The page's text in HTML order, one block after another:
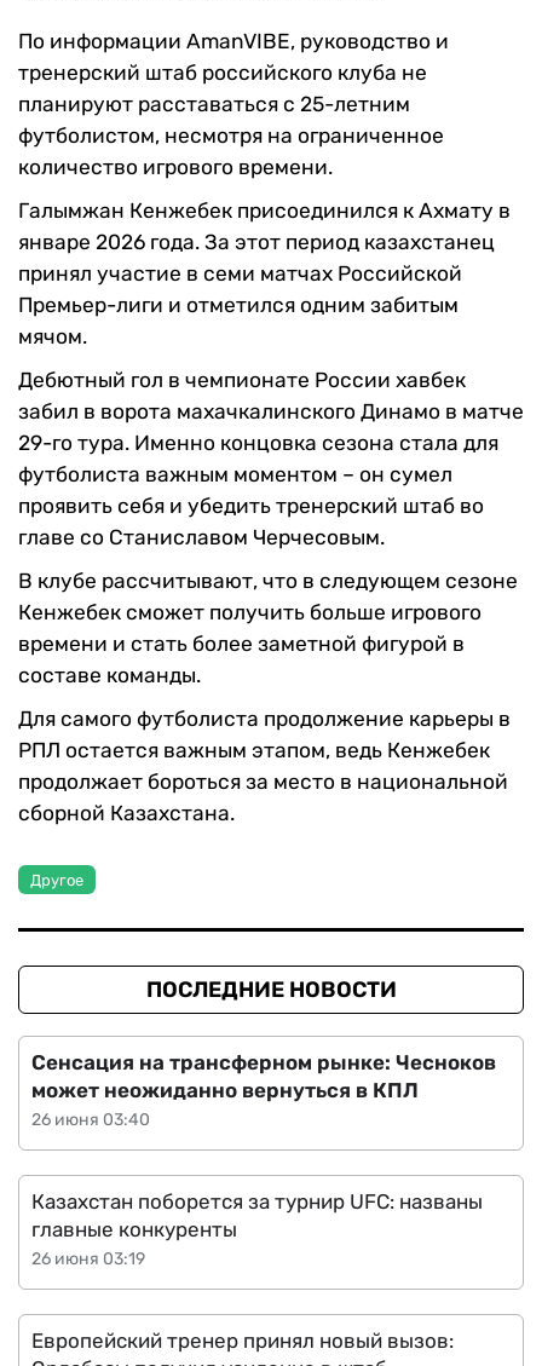
По информации AmanVIBE, руководство и
тренерский штаб российского клуба не
планируют расставаться с 25-летним
футболистом, несмотря на ограниченное
количество игрового времени.
Галымжан Кенжебек присоединился к Ахмату в
январе 2026 года. За этот период казахстанец
принял участие в семи матчах Российской
Премьер-лиги и отметился одним забитым
мячом.
Дебютный гол в чемпионате России хавбек
забил в ворота махачкалинского Динамо в матче
29-го тура. Именно концовка сезона стала для
футболиста важным моментом – он сумел
проявить себя и убедить тренерский штаб во
главе со Станиславом Черчесовым.
В клубе рассчитывают, что в следующем сезоне
Кенжебек сможет получить больше игрового
времени и стать более заметной фигурой в
составе команды.
Для самого футболиста продолжение карьеры в
РПЛ остается важным этапом, ведь Кенжебек
продолжает бороться за место в национальной
сборной Казахстана.
Другое
ПОСЛЕДНИЕ НОВОСТИ
26 июня 03:40
Сенсация на трансферном рынке: Чесноков
может неожиданно вернуться в КПЛ
26 июня 03:19
Казахстан поборется за турнир UFC: названы
главные конкуренты
Европейский тренер принял новый вызов: